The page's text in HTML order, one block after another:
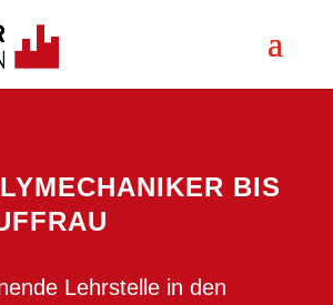
BIS
Lehrstelle in den